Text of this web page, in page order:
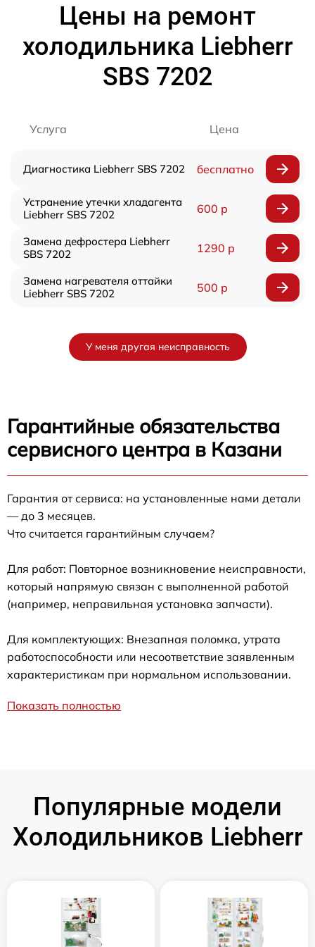
Цены на ремонт
холодильника Liebherr
SBS 7202
Услуга Цена
Диагностика Liebherr SBS 7202 бесплатно
Устранение утечки хладагента
Liebherr SBS 7202
600 р
Замена дефростера Liebherr
SBS 7202
1290 р
Замена нагревателя оттайки
Liebherr SBS 7202
500 р
У меня другая неисправность
Гарантийные обязательства
сервисного центра в Казани
Гарантия от сервиса: на установленные нами детали
— до 3 месяцев.
Что считается гарантийным случаем?
Для работ: Повторное возникновение неисправности,
который напрямую связан с выполненной работой
(например, неправильная установка запчасти).
Для комплектующих: Внезапная поломка, утрата
работоспособности или несоответствие заявленным
характеристикам при нормальном использовании.
Показать полностью
Популярные модели
Холодильников Liebherr